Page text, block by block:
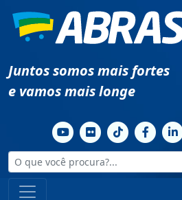
Juntos somos mais fortes
e vamos mais longe